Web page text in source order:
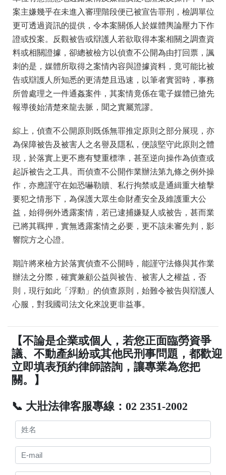
案主嫌幾乎在未進入審理階段便已被宣告罪刑，檢調單位
更可透過資訊的提供，令本案關係人於媒體輿論壓力下作
證或投案。反觀被告或辯護人若欲取得本案相關之調查資
料或相關證據，卻總被檢方以偵查不公開為由打回票，諷
刺的是，媒體所取得之案情內容與證據資料，竟可能比被
告或辯護人所知悉的更清楚且迅速，以筆者實習時，事務
所曾處理之一件通姦案件，其案情竟係在電子媒體已搶先
報導後始清楚來龍去脈，聞之實屬荒謬。
綜上，偵查不公開原則既係無罪推定原則之部分展現，亦
為保障被告及被害人之名譽及隱私，便該堅守此原則之體
現，於落實上更不應有雙重標準，甚至逆向操作為偵查或
起訴被告之工具。而偵查不公開作業辦法第九條之例外操
作，亦應謹守在如恐嚇勒贖、私行拘禁或是通緝重大槍擊
要犯之情形下，為保護大眾生命財產安全及維護重大公
益，始得例外透露案情，若已逮捕嫌疑人或被告，甚而業
已將其羈押，實無透露案情之必要，更不該未審先判，影
響院方之心證。
期許將來檢方於落實偵查不公開時，能謹守法條與其作業
辦法之分際，確實兼顧公益與被告、被害人之權益，否
則，現行如此「浮動」的偵查原則，始難令被告與辯護人
心服，對我國司法文化來說更非益事。
【不論是企業或個人，若您正面臨勞資爭
議、不動產糾紛或其他民刑事問題，都歡迎
立即填表預約律師諮詢，讓專業為您把
關。】
📞 大壯法律客服專線：02 2351-2002